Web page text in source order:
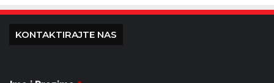
KONTAKTIRAJTE NAS